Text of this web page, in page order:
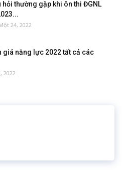
hỏi thường gặp khi ôn thi ĐGNL
24, 2022
giá năng lực 2022 tất cả các
2022